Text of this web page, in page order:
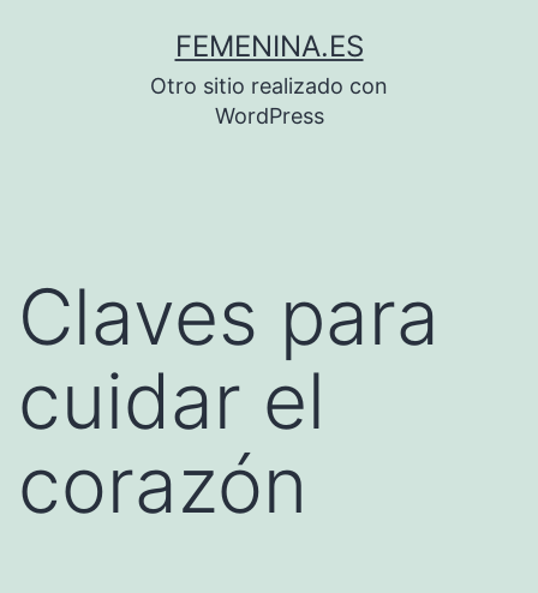
FEMENINA.ES
Otro sitio realizado con
WordPress
Claves para
cuidar el
corazón